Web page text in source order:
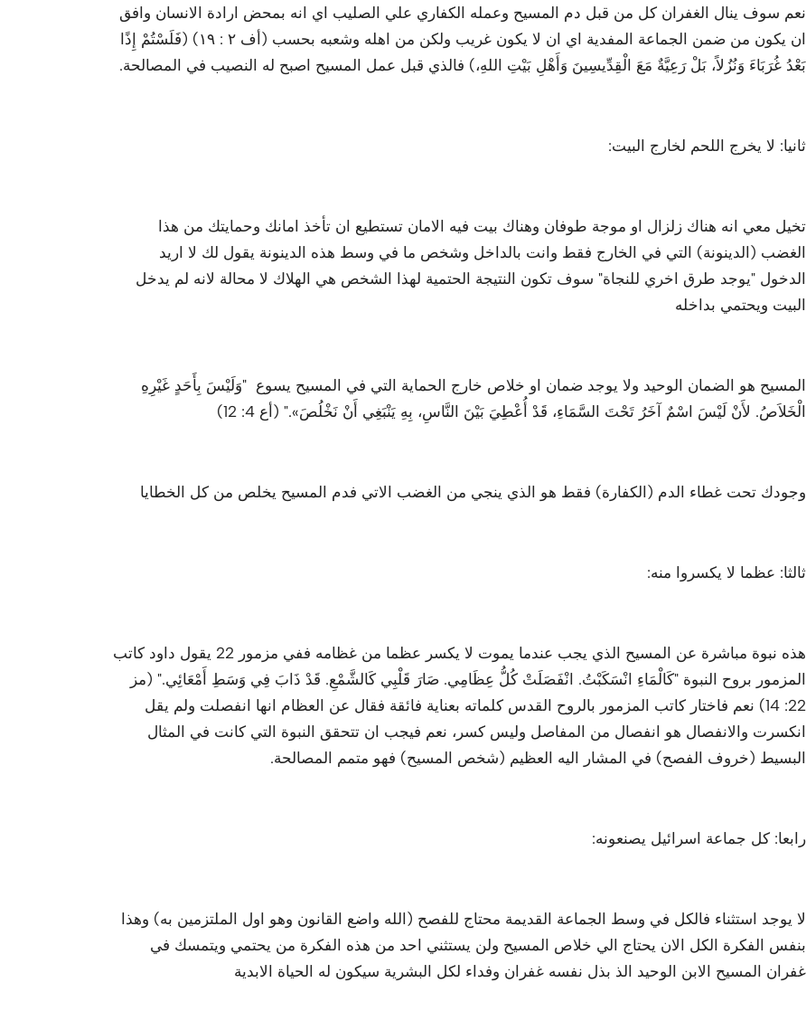
نعم سوف ينال الغفران كل من قبل دم المسيح وعمله الكفاري علي الصليب اي انه بمحض ارادة الانسان وافق
ان يكون من ضمن الجماعة المفدية اي ان لا يكون غريب ولكن من اهله وشعبه بحسب (أف ٢ : ١٩) (فَلَسْتُمْ إِذًا
بَعْدُ غُرَبَاءَ وَنُزُلاً، بَلْ رَعِيَّةٌ مَعَ الْقِدِّيسِينَ وَأَهْلِ بَيْتِ اللهِ،) فالذي قبل عمل المسيح اصبح له النصيب في المصالحة.
ثانيا: لا يخرج اللحم لخارج البيت:
تخيل معي انه هناك زلزال او موجة طوفان وهناك بيت فيه الامان تستطيع ان تأخذ امانك وحمايتك من هذا
الغضب (الدينونة) التي في الخارج فقط وانت بالداخل وشخص ما في وسط هذه الدينونة يقول لك لا اريد
الدخول "يوجد طرق اخري للنجاة" سوف تكون النتيجة الحتمية لهذا الشخص هي الهلاك لا محالة لانه لم يدخل
البيت ويحتمي بداخله
المسيح هو الضمان الوحيد ولا يوجد ضمان او خلاص خارج الحماية التي في المسيح يسوع "وَلَيْسَ بِأَحَدٍ غَيْرِهِ
الْخَلاَصُ. لأَنْ لَيْسَ اسْمٌ آخَرُ تَحْتَ السَّمَاءِ، قَدْ أُعْطِيَ بَيْنَ النَّاسِ، بِهِ يَنْبَغِي أَنْ نَخْلُصَ»." (أع 4: 12)
وجودك تحت غطاء الدم (الكفارة) فقط هو الذي ينجي من الغضب الاتي فدم المسيح يخلص من كل الخطايا
ثالثا: عظما لا يكسروا منه:
هذه نبوة مباشرة عن المسيح الذي يجب عندما يموت لا يكسر عظما من غظامه ففي مزمور 22 يقول داود كاتب
المزمور بروح النبوة "كَالْمَاءِ انْسَكَبْتُ. انْفَصَلَتْ كُلُّ عِظَامِي. صَارَ قَلْبِي كَالشَّمْعِ. قَدْ ذَابَ فِي وَسَطِ أَمْعَائِي." (مز
22: 14) نعم فاختار كاتب المزمور بالروح القدس كلماته بعناية فائقة فقال عن العظام انها انفصلت ولم يقل
انكسرت والانفصال هو انفصال من المفاصل وليس كسر، نعم فيجب ان تتحقق النبوة التي كانت في المثال
البسيط (خروف الفصح) في المشار اليه العظيم (شخص المسيح) فهو متمم المصالحة.
رابعا: كل جماعة اسرائيل يصنعونه:
لا يوجد استثناء فالكل في وسط الجماعة القديمة محتاج للفصح (الله واضع القانون وهو اول الملتزمين به) وهذا
بنفس الفكرة الكل الان يحتاج الي خلاص المسيح ولن يستثني احد من هذه الفكرة من يحتمي ويتمسك في
غفران المسيح الابن الوحيد الذ بذل نفسه غفران وفداء لكل البشرية سيكون له الحياة الابدية